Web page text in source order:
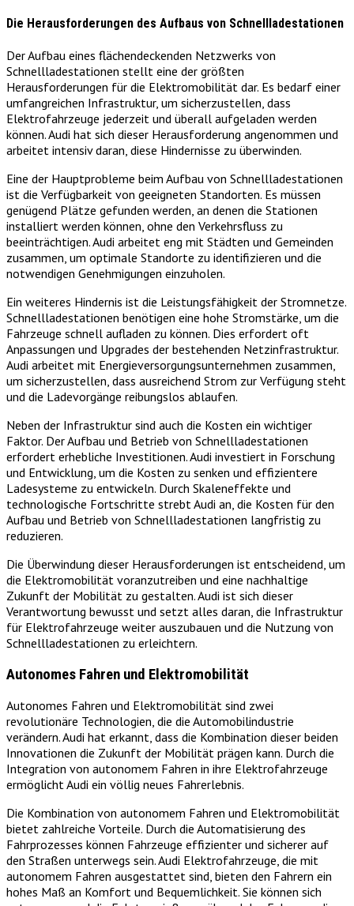
Die Herausforderungen des Aufbaus von Schnellladestationen
Der Aufbau eines flächendeckenden Netzwerks von
Schnellladestationen stellt eine der größten
Herausforderungen für die Elektromobilität dar. Es bedarf einer
umfangreichen Infrastruktur, um sicherzustellen, dass
Elektrofahrzeuge jederzeit und überall aufgeladen werden
können. Audi hat sich dieser Herausforderung angenommen und
arbeitet intensiv daran, diese Hindernisse zu überwinden.
Eine der Hauptprobleme beim Aufbau von Schnellladestationen
ist die Verfügbarkeit von geeigneten Standorten. Es müssen
genügend Plätze gefunden werden, an denen die Stationen
installiert werden können, ohne den Verkehrsfluss zu
beeinträchtigen. Audi arbeitet eng mit Städten und Gemeinden
zusammen, um optimale Standorte zu identifizieren und die
notwendigen Genehmigungen einzuholen.
Ein weiteres Hindernis ist die Leistungsfähigkeit der Stromnetze.
Schnellladestationen benötigen eine hohe Stromstärke, um die
Fahrzeuge schnell aufladen zu können. Dies erfordert oft
Anpassungen und Upgrades der bestehenden Netzinfrastruktur.
Audi arbeitet mit Energieversorgungsunternehmen zusammen,
um sicherzustellen, dass ausreichend Strom zur Verfügung steht
und die Ladevorgänge reibungslos ablaufen.
Neben der Infrastruktur sind auch die Kosten ein wichtiger
Faktor. Der Aufbau und Betrieb von Schnellladestationen
erfordert erhebliche Investitionen. Audi investiert in Forschung
und Entwicklung, um die Kosten zu senken und effizientere
Ladesysteme zu entwickeln. Durch Skaleneffekte und
technologische Fortschritte strebt Audi an, die Kosten für den
Aufbau und Betrieb von Schnellladestationen langfristig zu
reduzieren.
Die Überwindung dieser Herausforderungen ist entscheidend, um
die Elektromobilität voranzutreiben und eine nachhaltige
Zukunft der Mobilität zu gestalten. Audi ist sich dieser
Verantwortung bewusst und setzt alles daran, die Infrastruktur
für Elektrofahrzeuge weiter auszubauen und die Nutzung von
Schnellladestationen zu erleichtern.
Autonomes Fahren und Elektromobilität
Autonomes Fahren und Elektromobilität sind zwei
revolutionäre Technologien, die die Automobilindustrie
verändern. Audi hat erkannt, dass die Kombination dieser beiden
Innovationen die Zukunft der Mobilität prägen kann. Durch die
Integration von autonomem Fahren in ihre Elektrofahrzeuge
ermöglicht Audi ein völlig neues Fahrerlebnis.
Die Kombination von autonomem Fahren und Elektromobilität
bietet zahlreiche Vorteile. Durch die Automatisierung des
Fahrprozesses können Fahrzeuge effizienter und sicherer auf
den Straßen unterwegs sein. Audi Elektrofahrzeuge, die mit
autonomem Fahren ausgestattet sind, bieten den Fahrern ein
hohes Maß an Komfort und Bequemlichkeit. Sie können sich